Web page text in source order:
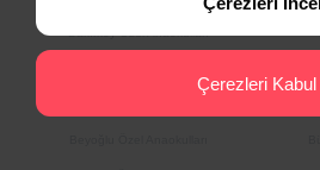
Çerezleri Kabul